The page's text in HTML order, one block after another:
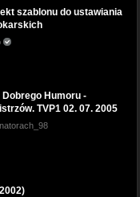
szablonu do ustawiania
Dobrego Humoru -
TVP1 02. 07. 2005